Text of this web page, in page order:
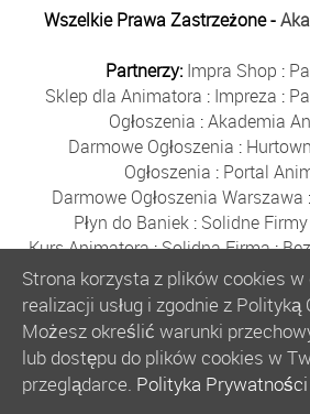
Wszelkie Prawa Zastrzeżone -
Partnerzy: Impra Shop :
Sklep dla Animatora : Impreza :
Ogłoszenia :Akademia
Darmowe Ogłoszenia :
Ogłoszenia : Portal
Darmowe Ogłoszenia Warszawa :
Płyn do Baniek: Solidne Firmy
Kurs Animatora:Solidna Firma:
Animator Czasu
Bezpłatne Ogłoszenia Warszawa:
Bańki Mydlane:Bezpłatne
Szkolenie Animatorów:Kurs
Kurs Animatora Warszawa
Kurs Animatora Poznań:
Strona korzysta z plików cookies w
realizacji usług i zgodnie z Polityką
Możesz określić warunki
lub dostępu do plików cookies w
przeglądarce. Polityka Prywatności